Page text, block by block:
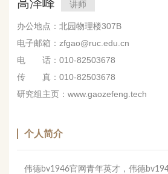
讲师
办公地点：北园物理楼307B
电子邮箱：zfgao@ruc.edu.cn
电 话：010-82503678
传 真：010-82503678
研究组主页：www.gaozefeng.tech
个人简介
伟德bv1946官网青年英才，伟德